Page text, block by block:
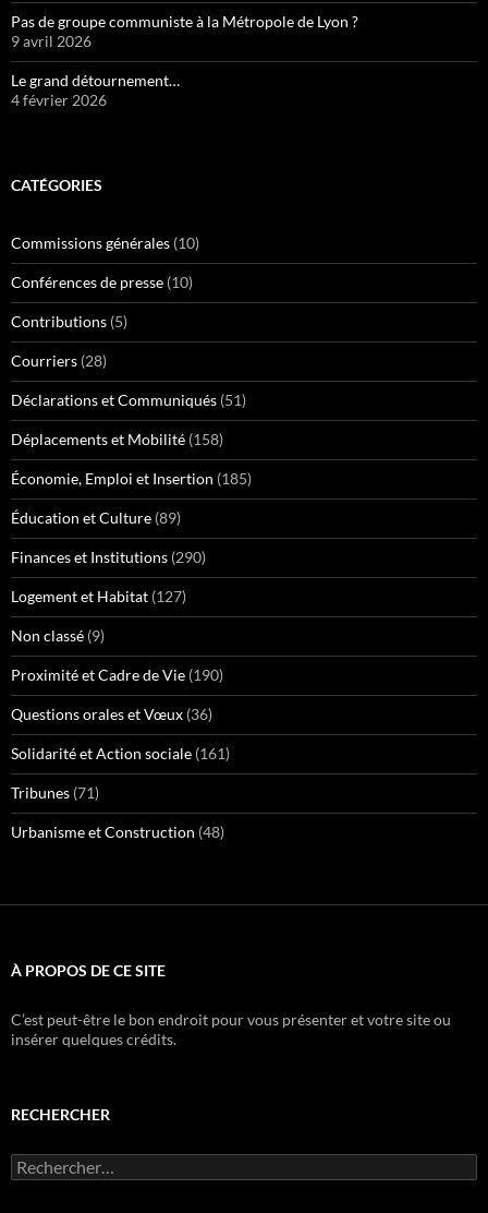
Pas de groupe communiste à la Métropole de Lyon ?
9 avril 2026
Le grand détournement…
4 février 2026
CATÉGORIES
Commissions générales (10)
Conférences de presse (10)
Contributions (5)
Courriers (28)
Déclarations et Communiqués (51)
Déplacements et Mobilité (158)
Économie, Emploi et Insertion (185)
Éducation et Culture (89)
Finances et Institutions (290)
Logement et Habitat (127)
Non classé (9)
Proximité et Cadre de Vie (190)
Questions orales et Vœux (36)
Solidarité et Action sociale (161)
Tribunes (71)
Urbanisme et Construction (48)
À PROPOS DE CE SITE
C’est peut-être le bon endroit pour vous présenter et votre site ou
insérer quelques crédits.
RECHERCHER
Rechercher :